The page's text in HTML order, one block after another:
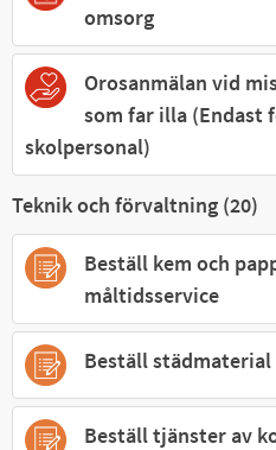
omsorg
Orosanmälan vid
som far illa (Endast
skolpersonal)
Teknik och förvaltning (20)
Beställ kem och
måltidsservice
Beställ
Beställ tjänster av